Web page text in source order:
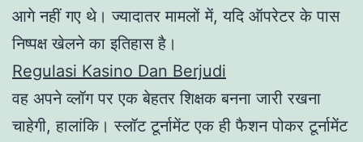
आगे नहीं गए थे। ज्यादातर मामलों में, यदि ऑपरेटर के पास
निष्पक्ष खेलने का इतिहास है।
Regulasi Kasino Dan Berjudi
वह अपने व्लॉग पर एक बेहतर शिक्षक बनना जारी रखना
चाहेगी, हालांकि। स्लॉट टूर्नामेंट एक ही फैशन पोकर टूर्नामेंट